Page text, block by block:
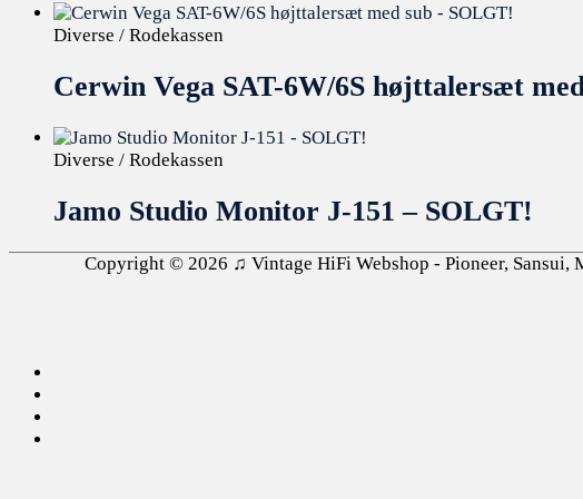
Diverse / Rodekassen
Cerwin Vega SAT-6W/6S højttalersæt
Diverse / Rodekassen
Jamo Studio Monitor J-151 – SOLGT!
Copyright © 2026 ♫ Vintage HiFi Webshop - Pioneer, Sansui,